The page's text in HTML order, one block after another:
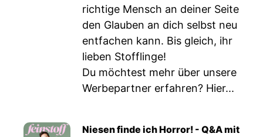
richtige Mensch an deiner Seite
den Glauben an dich selbst neu
entfachen kann. Bis gleich, ihr
lieben Stofflinge!
Du möchtest mehr über unsere
Werbepartner erfahren? Hier...
Niesen finde ich Horror! - Q&A mit